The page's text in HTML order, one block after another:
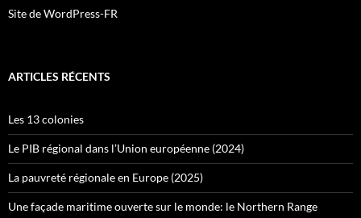
Site de WordPress-FR
ARTICLES RÉCENTS
Les 13 colonies
Le PIB régional dans l’Union européenne (2024)
La pauvreté régionale en Europe (2025)
Une façade maritime ouverte sur le monde: le Northern Range